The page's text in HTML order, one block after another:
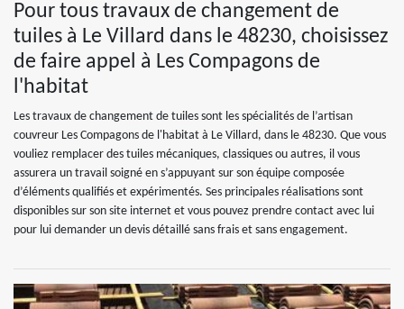
Pour tous travaux de changement de
tuiles à Le Villard dans le 48230, choisissez
de faire appel à Les Compagons de
l'habitat
Les travaux de changement de tuiles sont les spécialités de l’artisan
couvreur Les Compagons de l'habitat à Le Villard, dans le 48230. Que vous
vouliez remplacer des tuiles mécaniques, classiques ou autres, il vous
assurera un travail soigné en s’appuyant sur son équipe composée
d’éléments qualifiés et expérimentés. Ses principales réalisations sont
disponibles sur son site internet et vous pouvez prendre contact avec lui
pour lui demander un devis détaillé sans frais et sans engagement.